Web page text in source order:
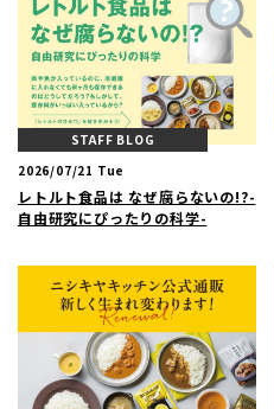
STAFF BLOG
2026/07/21 Tue
レトルト食品は なぜ腐らないの!?-
自由研究にぴったりの科学-